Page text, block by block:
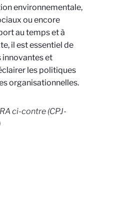
environnementale,
ou encore
au temps et à
il est essentiel de
innovantes et
les politiques
organisationnelles.
ci-contre (CPJ-